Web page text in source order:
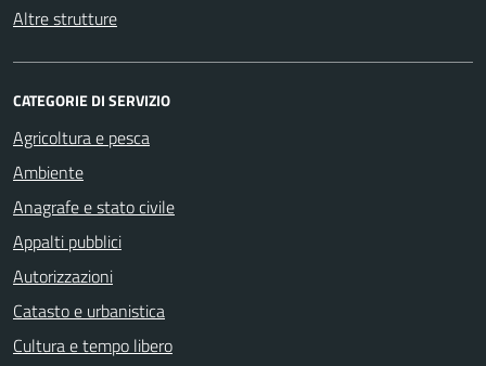
Altre strutture
CATEGORIE DI SERVIZIO
Agricoltura e pesca
Ambiente
Anagrafe e stato civile
Appalti pubblici
Autorizzazioni
Catasto e urbanistica
Cultura e tempo libero